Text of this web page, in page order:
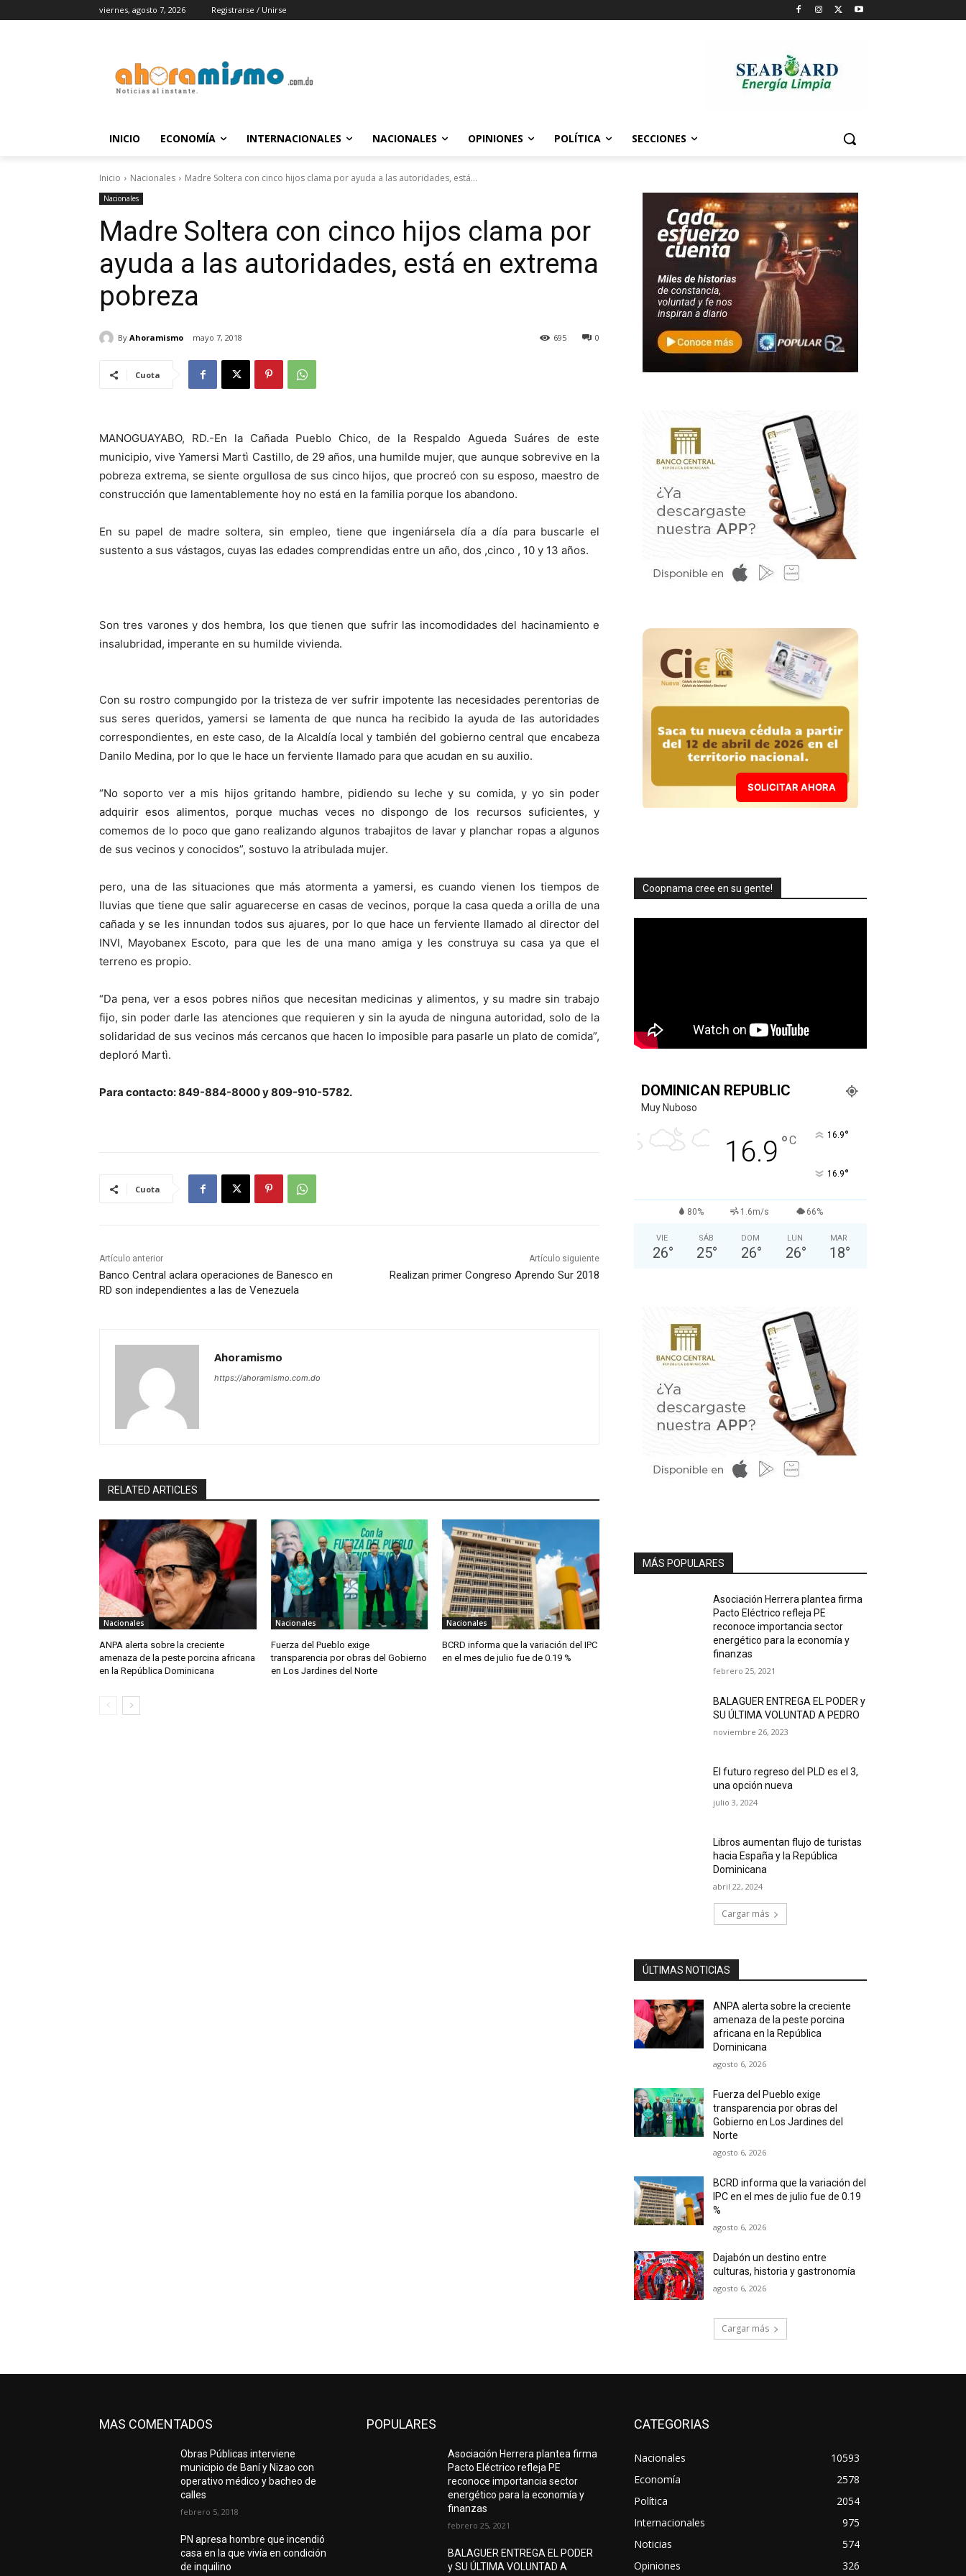
viernes, agosto 7, 2026 Registrarse / Unirse
INICIO ECONOMÍA INTERNACIONALES NACIONALES OPINIONES POLÍTICA SECCIONES
Inicio Nacionales Madre Soltera con cinco hijos clama por ayuda a las autoridades, está...
Nacionales
Madre Soltera con cinco hijos clama por
ayuda a las autoridades, está en extrema
pobreza
By Ahoramismo mayo 7, 2018 0
695
Cuota
MANOGUAYABO, RD.-En la Cañada Pueblo Chico, de la Respaldo Agueda Suáres de este
municipio, vive Yamersi Martì Castillo, de 29 años, una humilde mujer, que aunque sobrevive en la
pobreza extrema, se siente orgullosa de sus cinco hijos, que procreó con su esposo, maestro de
construcción que lamentablemente hoy no está en la familia porque los abandono.
En su papel de madre soltera, sin empleo, tiene que ingeniársela día a día para buscarle el
sustento a sus vástagos, cuyas las edades comprendidas entre un año, dos ,cinco , 10 y 13 años.
Son tres varones y dos hembra, los que tienen que sufrir las incomodidades del hacinamiento e
insalubridad, imperante en su humilde vivienda.
Con su rostro compungido por la tristeza de ver sufrir impotente las necesidades perentorias de
sus seres queridos, yamersi se lamenta de que nunca ha recibido la ayuda de las autoridades
correspondientes, en este caso, de la Alcaldía local y también del gobierno central que encabeza
Danilo Medina, por lo que le hace un ferviente llamado para que acudan en su auxilio.
“No soporto ver a mis hijos gritando hambre, pidiendo su leche y su comida, y yo sin poder
adquirir esos alimentos, porque muchas veces no dispongo de los recursos suficientes, y
comemos de lo poco que gano realizando algunos trabajitos de lavar y planchar ropas a algunos
de sus vecinos y conocidos”, sostuvo la atribulada mujer.
pero, una de las situaciones que más atormenta a yamersi, es cuando vienen los tiempos de
lluvias que tiene que salir aguarecerse en casas de vecinos, porque la casa queda a orilla de una
cañada y se les innundan todos sus ajuares, por lo que hace un ferviente llamado al director del
INVI, Mayobanex Escoto, para que les de una mano amiga y les construya su casa ya que el
terreno es propio.
“Da pena, ver a esos pobres niños que necesitan medicinas y alimentos, y su madre sin trabajo
fijo, sin poder darle las atenciones que requieren y sin la ayuda de ninguna autoridad, solo de la
solidaridad de sus vecinos más cercanos que hacen lo imposible para pasarle un plato de comida”,
deploró Martì.
Para contacto: 849-884-8000 y 809-910-5782.
Cuota
Artículo anterior
Banco Central aclara operaciones de Banesco en
RD son independientes a las de Venezuela
Artículo siguiente
Realizan primer Congreso Aprendo Sur 2018
Ahoramismo
https://ahoramismo.com.do
RELATED ARTICLES
Nacionales
ANPA alerta sobre la creciente
amenaza de la peste porcina africana
en la República Dominicana
Nacionales
Fuerza del Pueblo exige
transparencia por obras del Gobierno
en Los Jardines del Norte
Nacionales
BCRD informa que la variación del IPC
en el mes de julio fue de 0.19 %
SOLICITAR AHORA
Coopnama cree en su gente!
DOMINICAN REPUBLIC
Muy Nuboso
16.9 °C 16.9°
16.9°
80% 1.6m/s 66%
VIE
26°
SÁB
25°
DOM
26°
LUN
26°
MAR
18°
MÁS POPULARES
Asociación Herrera plantea firma
Pacto Eléctrico refleja PE
reconoce importancia sector
energético para la economía y
finanzas
febrero 25, 2021
BALAGUER ENTREGA EL PODER y
SU ÚLTIMA VOLUNTAD A PEDRO
noviembre 26, 2023
El futuro regreso del PLD es el 3,
una opción nueva
julio 3, 2024
Libros aumentan flujo de turistas
hacia España y la República
Dominicana
abril 22, 2024
Cargar más
ÚLTIMAS NOTICIAS
ANPA alerta sobre la creciente
amenaza de la peste porcina
africana en la República
Dominicana
agosto 6, 2026
Fuerza del Pueblo exige
transparencia por obras del
Gobierno en Los Jardines del
Norte
agosto 6, 2026
BCRD informa que la variación del
IPC en el mes de julio fue de 0.19
%
agosto 6, 2026
Dajabón un destino entre
culturas, historia y gastronomía
agosto 6, 2026
Cargar más
MAS COMENTADOS
Obras Públicas interviene
municipio de Baní y Nizao con
operativo médico y bacheo de
calles
febrero 5, 2018
PN apresa hombre que incendió
casa en la que vivía en condición
de inquilino
POPULARES
Asociación Herrera plantea firma
Pacto Eléctrico refleja PE
reconoce importancia sector
energético para la economía y
finanzas
febrero 25, 2021
BALAGUER ENTREGA EL PODER
y SU ÚLTIMA VOLUNTAD A
CATEGORIAS
Nacionales
10593
Economía
2578
Política
2054
Internacionales
975
Noticias
574
Opiniones
326